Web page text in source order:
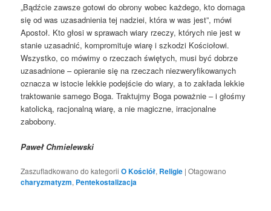
„Bądźcie zawsze gotowi do obrony wobec każdego, kto domaga
się od was uzasadnienia tej nadziei, która w was jest”, mówi
Apostoł. Kto głosi w sprawach wiary rzeczy, których nie jest w
stanie uzasadnić, kompromituje wiarę i szkodzi Kościołowi.
Wszystko, co mówimy o rzeczach świętych, musi być dobrze
uzasadnione – opieranie się na rzeczach niezweryfikowanych
oznacza w istocie lekkie podejście do wiary, a to zakłada lekkie
traktowanie samego Boga. Traktujmy Boga poważnie – i głośmy
katolicką, racjonalną wiarę, a nie magiczne, irracjonalne
zabobony.
Paweł Chmielewski
Zaszufladkowano do kategorii O Kościół, Religie |Otagowano
charyzmatyzm, Pentekostalizacja